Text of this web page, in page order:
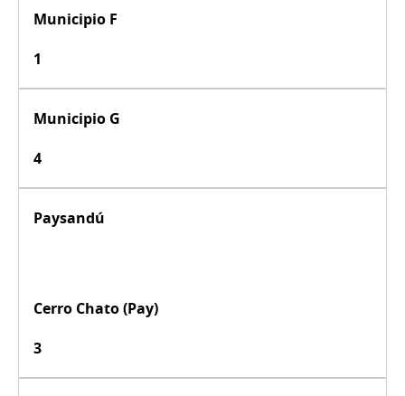
Municipio F
1
Municipio G
4
Paysandú
Cerro Chato (Pay)
3